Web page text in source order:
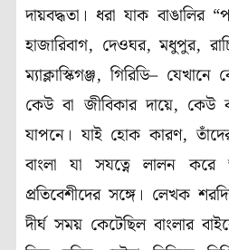
দায়বদ্ধতা। ধরা যাক বাঙালির
হাজারিবাগ, দেওঘর, মধুপুর,
ম্যাক্লাস্কিগঞ্জ, গিরিডি–
কেউ বা জীবিকার দায়ে, কেউ
যাপনে। যাই হোক কারণ,
বাংলা যা সযত্নে লালন
প্রতিবেশীদের সঙ্গে। লেখক
দীর্ঘ সময় কেটেছিল বাংলার